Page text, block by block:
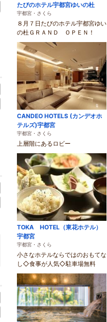
たびのホテル宇都宮ゆいの杜
宇都宮・さくら
８月７日たびのホテル宇都宮ゆい
の杜ＧＲＡＮＤ ＯＰＥＮ！
CANDEO HOTELS (カンデオホ
テルズ)宇都宮
宇都宮・さくら
上層階にあるロビー
TOKA HOTEL（東花ホテル）
宇都宮
宇都宮・さくら
小さなホテルならではのおもてな
し◇食事が人気◇駐車場無料